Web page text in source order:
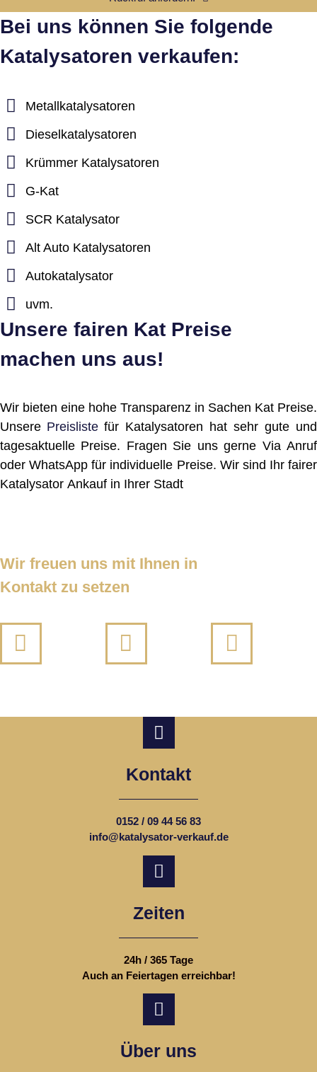
Bei uns können Sie folgende
Katalysatoren verkaufen:
Metallkatalysatoren
Dieselkatalysatoren
Krümmer Katalysatoren
G-Kat
SCR Katalysator
Alt Auto Katalysatoren
Autokatalysator
uvm.
Unsere fairen Kat Preise
machen uns aus!
Wir bieten eine hohe Transparenz in Sachen Kat Preise.
Unsere Preisliste für Katalysatoren hat sehr gute und
tagesaktuelle Preise. Fragen Sie uns gerne Via Anruf
oder WhatsApp für individuelle Preise. Wir sind Ihr fairer
Katalysator Ankauf in Ihrer Stadt
Wir freuen uns mit Ihnen in
Kontakt zu setzen
Kontakt
0152 / 09 44 56 83
info@katalysator-verkauf.de
Zeiten
24h / 365 Tage
Auch an Feiertagen erreichbar!
Über uns